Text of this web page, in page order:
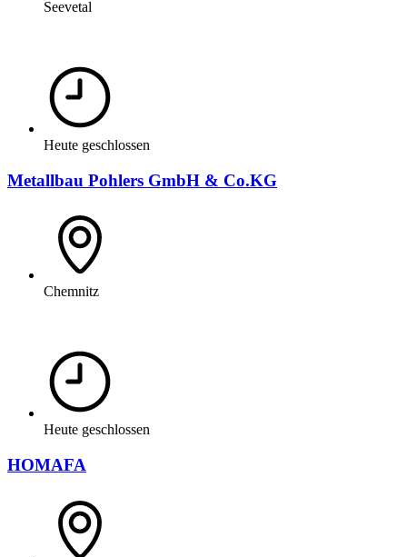
Seevetal
Heute geschlossen
Metallbau Pohlers GmbH & Co.KG
Chemnitz
Heute geschlossen
HOMAFA